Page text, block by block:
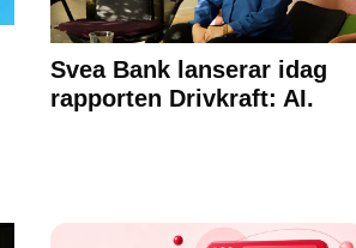
Svea Bank lanserar idag
rapporten Drivkraft: AI.